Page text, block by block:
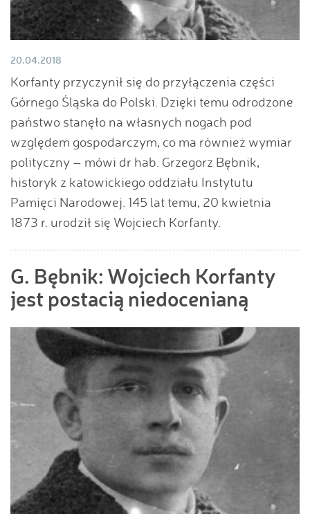
20.04.2018
Korfanty przyczynił się do przyłączenia części
Górnego Śląska do Polski. Dzięki temu odrodzone
państwo stanęło na własnych nogach pod
względem gospodarczym, co ma również wymiar
polityczny – mówi dr hab. Grzegorz Bębnik,
historyk z katowickiego oddziału Instytutu
Pamięci Narodowej. 145 lat temu, 20 kwietnia
1873 r. urodził się Wojciech Korfanty.
G. Bębnik: Wojciech Korfanty
jest postacią niedocenianą